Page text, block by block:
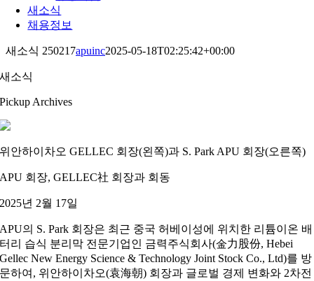
새소식
채용정보
새소식 250217apuinc2025-05-18T02:25:42+00:00
새소식
Pickup Archives
위안하이차오 GELLEC 회장(왼쪽)과 S. Park APU 회장(오른쪽)
APU 회장, GELLEC社 회장과 회동
2025년 2월 17일
APU의 S. Park 회장은 최근 중국 허베이성에 위치한 리튬이온 배
터리 습식 분리막 전문기업인 금력주식회사(金力股份, Hebei
Gellec New Energy Science & Technology Joint Stock Co., Ltd)를 방
문하여, 위안하이차오(袁海朝) 회장과 글로벌 경제 변화와 2차전